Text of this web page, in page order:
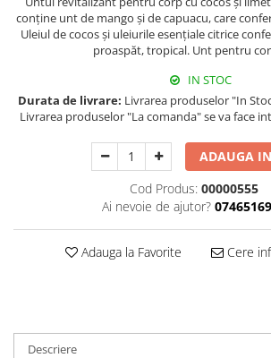
conține unt de mango și de capuacu, care
Uleiul de cocos și uleiurile esențiale citrice
proaspăt, tropical. Unt pentru
IN STOC
Durata de livrare: Livrarea produselor "In
Livrarea produselor "La comanda" se va face
ADAUGA
Cod Produs: 00000555
Ai nevoie de ajutor?
Adauga la Favorite Cere
Descriere